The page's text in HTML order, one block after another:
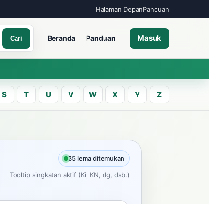
Halaman DepanPanduan
Cari Beranda Panduan Masuk
kata Jawa
S T U V W X Y Z
35 lema ditemukan
Tooltip singkatan aktif (Ki, KN, dg, dsb.)